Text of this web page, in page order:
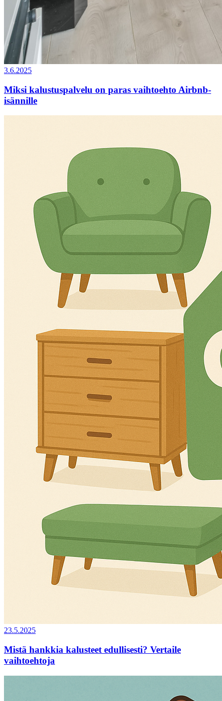
3.6.2025
Miksi kalustuspalvelu on paras vaihtoehto Airbnb-
isännille
23.5.2025
Mistä hankkia kalusteet edullisesti? Vertaile
vaihtoehtoja